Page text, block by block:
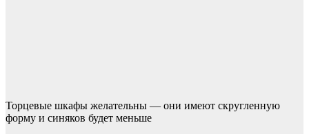
Торцевые шкафы желательны — они имеют скругленную
форму и синяков будет меньше